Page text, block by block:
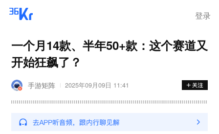
登录
一个月14款、半年50+款：这个赛道又
开始狂飙了？
手游矩阵 2025年09月09日 11:41